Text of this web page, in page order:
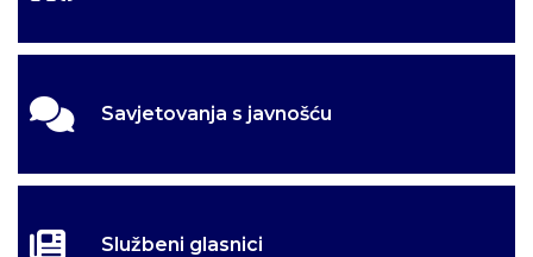
Savjetovanja s javnošću
Službeni glasnici